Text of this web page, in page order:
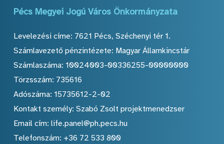
Pécs Megyei Jogú Város Önkormányzata
Levelezési címe: 7621 Pécs, Széchenyi tér 1.
Számlavezető pénzintézete: Magyar Államkincstár
Számlaszáma: 10024003-00336255-00000000
Törzsszám: 735616
Adószáma: 15735612-2-02
Kontakt személy: Szabó Zsolt projektmenedzser
Email cím: life.panel@ph.pecs.hu
Telefonszám: +36 72 533 800